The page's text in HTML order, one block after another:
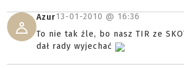
Azur13-01-2010 @ 16:36
To nie tak źle, bo nasz TIR ze
dał rady wyjechać